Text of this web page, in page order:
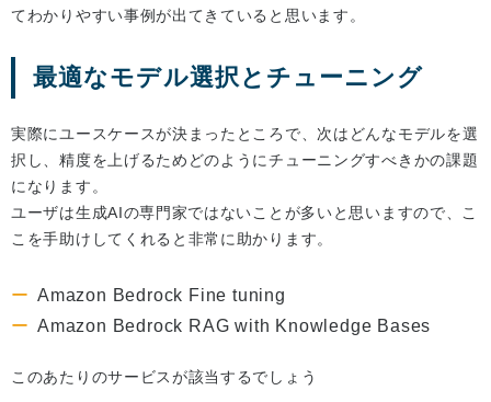
てわかりやすい事例が出てきていると思います。
最適なモデル選択とチューニング
実際にユースケースが決まったところで、次はどんなモデルを選
択し、精度を上げるためどのようにチューニングすべきかの課題
になります。
ユーザは生成AIの専門家ではないことが多いと思いますので、こ
こを手助けしてくれると非常に助かります。
Amazon Bedrock Fine tuning
Amazon Bedrock RAG with Knowledge Bases
このあたりのサービスが該当するでしょう